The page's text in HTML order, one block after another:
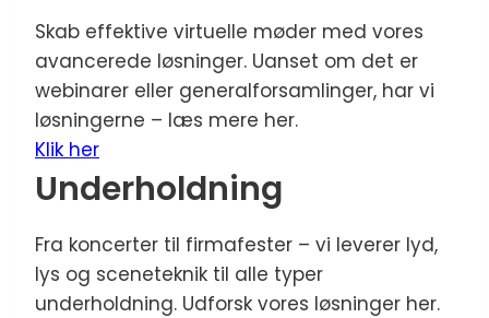
Skab effektive virtuelle møder med vores
avancerede løsninger. Uanset om det er
webinarer eller generalforsamlinger, har vi
løsningerne – læs mere her.
Klik her
Underholdning
Fra koncerter til firmafester – vi leverer lyd,
lys og sceneteknik til alle typer
underholdning. Udforsk vores løsninger her.